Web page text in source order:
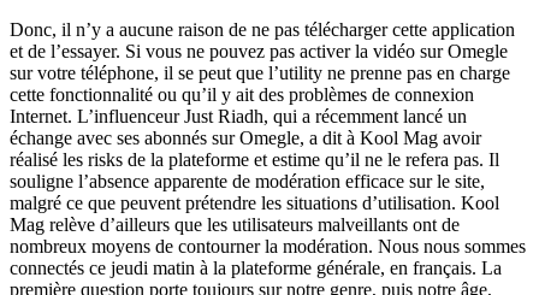
Donc, il n’y a aucune raison de ne pas télécharger cette application
et de l’essayer. Si vous ne pouvez pas activer la vidéo sur Omegle
sur votre téléphone, il se peut que l’utility ne prenne pas en charge
cette fonctionnalité ou qu’il y ait des problèmes de connexion
Internet. L’influenceur Just Riadh, qui a récemment lancé un
échange avec ses abonnés sur Omegle, a dit à Kool Mag avoir
réalisé les risks de la plateforme et estime qu’il ne le refera pas. Il
souligne l’absence apparente de modération efficace sur le site,
malgré ce que peuvent prétendre les situations d’utilisation. Kool
Mag relève d’ailleurs que les utilisateurs malveillants ont de
nombreux moyens de contourner la modération. Nous nous sommes
connectés ce jeudi matin à la plateforme générale, en français. La
première question porte toujours sur notre genre, puis notre âge,